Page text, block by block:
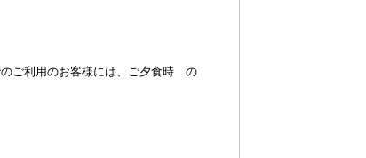
ご利用のお客様には、ご夕食時 の